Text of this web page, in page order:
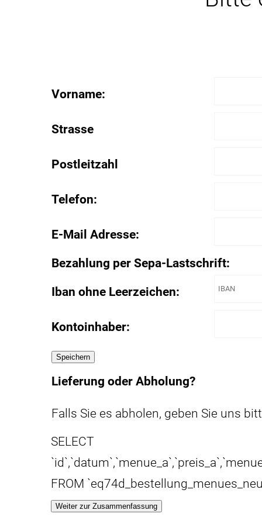
Vorname:
Strasse
Postleitzahl
Telefon:
E-Mail Adresse:
Bezahlung per Sepa-Lastschrift:
Iban ohne Leerzeichen:
Kontoinhaber:
Lieferung oder Abholung?
Falls Sie es abholen, geben Sie uns
SELECT
FROM